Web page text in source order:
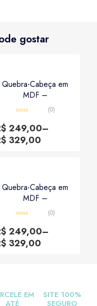
gostar
Quebra-Cabeça em
MDF –
0
de
5
(0)
249,00–
329,00
Quebra-Cabeça em
MDF –
0
de
5
(0)
249,00–
329,00
EM
ATÉ
SITE 100%
SEGURO